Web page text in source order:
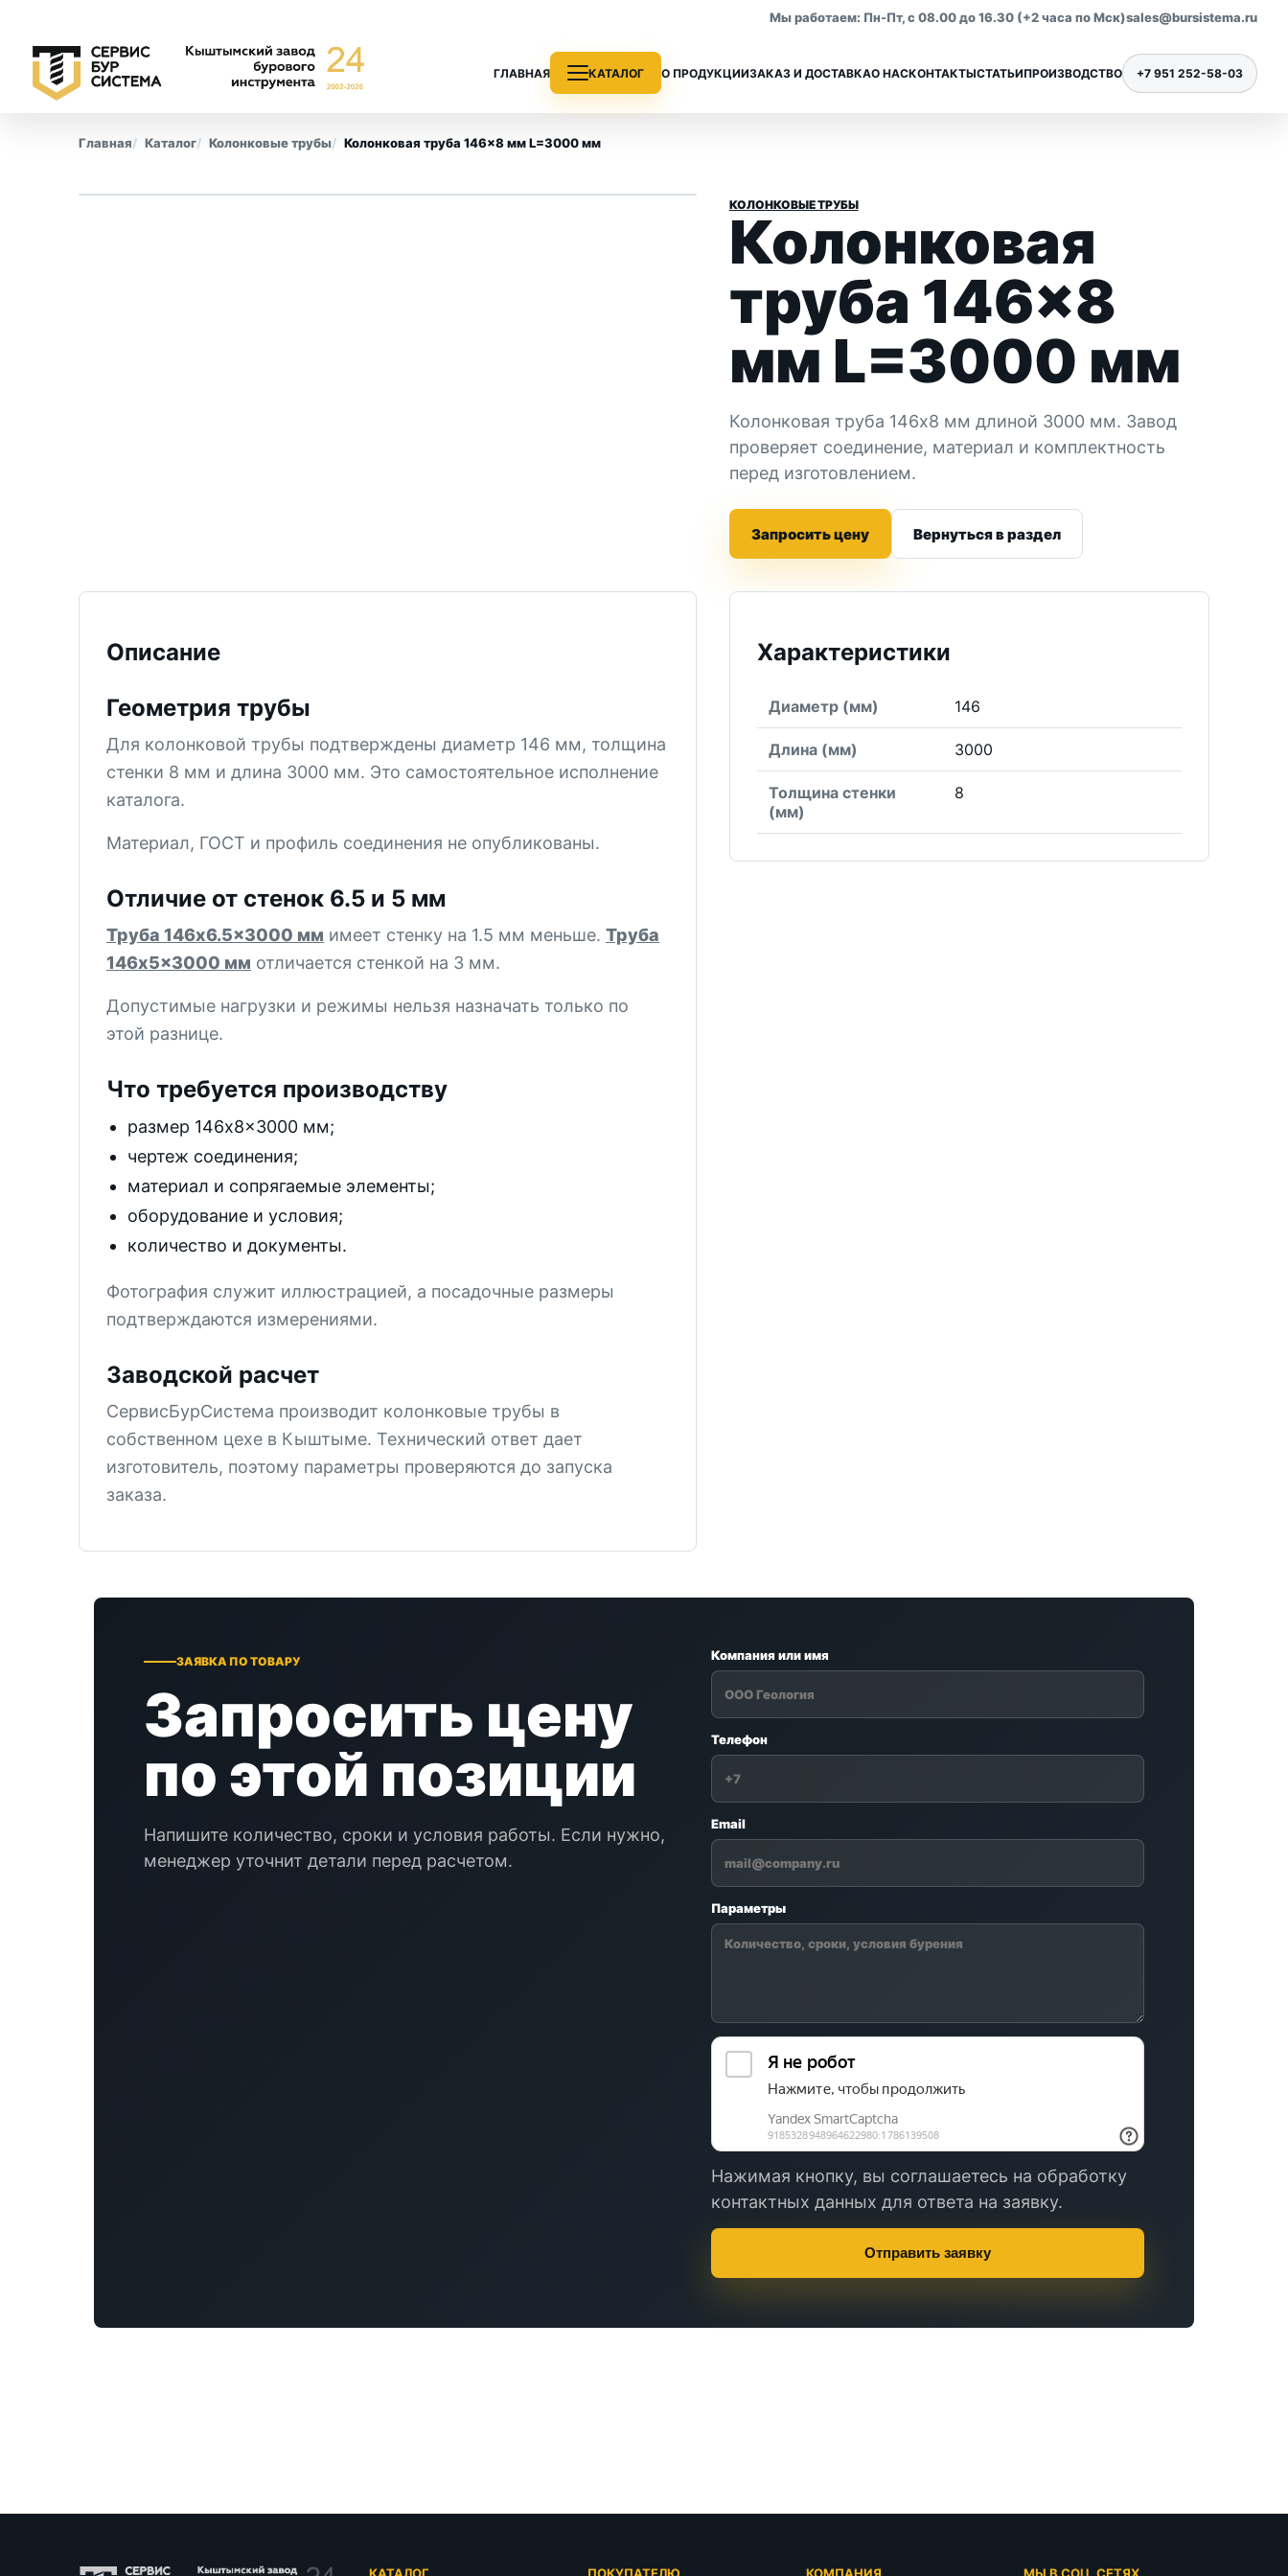
Мы работаем: Пн-Пт, с 08.00 до 16.30 (+2 часа по Мск)sales@bursistema.ru
ГЛАВНАЯ КАТАЛОГ
СМ-5В
Все позиции раздела
Все позиции раздела Все позиции раздела
О ПРОДУКЦИИЗАКАЗ И ДОСТАВКАО НАСКОНТАКТЫСТАТЬИПРОИЗВОДСТВО +7 951 252-58-03
Главная Каталог Колонковые трубы Колонковая труба 146×8 мм L=3000 мм
КОЛОНКОВЫЕ ТРУБЫ
Колонковая
труба 146×8
мм L=3000 мм
Колонковая труба 146x8 мм длиной 3000 мм. Завод
проверяет соединение, материал и комплектность
перед изготовлением.
Запросить цену Вернуться в раздел
Описание
Геометрия трубы
Для колонковой трубы подтверждены диаметр 146 мм, толщина
стенки 8 мм и длина 3000 мм. Это самостоятельное исполнение
каталога.
Материал, ГОСТ и профиль соединения не опубликованы.
Отличие от стенок 6.5 и 5 мм
Труба 146x6.5x3000 мм имеет стенку на 1.5 мм меньше. Труба
146x5x3000 мм отличается стенкой на 3 мм.
Допустимые нагрузки и режимы нельзя назначать только по
этой разнице.
Что требуется производству
размер 146x8x3000 мм;
чертеж соединения;
материал и сопрягаемые элементы;
оборудование и условия;
количество и документы.
Фотография служит иллюстрацией, а посадочные размеры
подтверждаются измерениями.
Заводской расчет
СервисБурСистема производит колонковые трубы в
собственном цехе в Кыштыме. Технический ответ дает
изготовитель, поэтому параметры проверяются до запуска
заказа.
Характеристики
Диаметр (мм) 146
Длина (мм) 3000
Толщина стенки
(мм)
8
ЗАЯВКА ПО ТОВАРУ
Запросить цену
по этой позиции
Напишите количество, сроки и условия работы. Если нужно,
менеджер уточнит детали перед расчетом.
Компания или имя
Телефон
Email
Параметры
Нажимая кнопку, вы соглашаетесь на обработку
контактных данных для ответа на заявку.
Отправить заявку